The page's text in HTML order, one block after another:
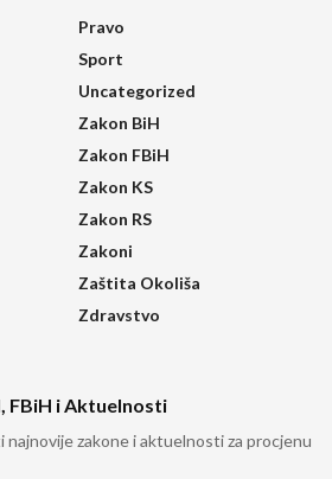
Pravo
Sport
Uncategorized
Zakon BiH
Zakon FBiH
Zakon KS
Zakon RS
Zakoni
Zaštita Okoliša
Zdravstvo
FBiH i Aktuelnosti
najnovije zakone i aktuelnosti za procjenu